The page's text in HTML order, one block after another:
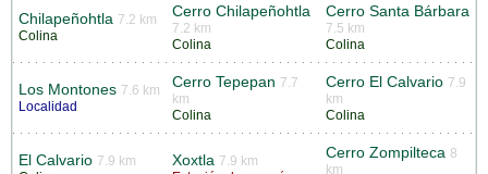
Chilapeñohtla 7.2 km
Colina
Cerro Chilapeñohtla
7.2 km
Colina
Cerro Santa Bárbara
7.5 km
Colina
Los Montones 7.6 km
Localidad
Cerro Tepepan 7.7
km
Colina
Cerro El Calvario 7.9
km
Colina
El Calvario 7.9 km
Xoxtla 7.9 km
Cerro Zompilteca 8
km